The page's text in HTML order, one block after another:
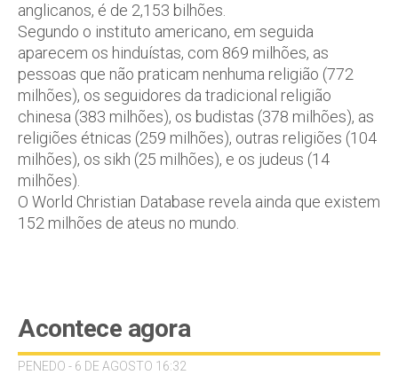
anglicanos, é de 2,153 bilhões.
Segundo o instituto americano, em seguida
aparecem os hinduístas, com 869 milhões, as
pessoas que não praticam nenhuma religião (772
milhões), os seguidores da tradicional religião
chinesa (383 milhões), os budistas (378 milhões), as
religiões étnicas (259 milhões), outras religiões (104
milhões), os sikh (25 milhões), e os judeus (14
milhões).
O World Christian Database revela ainda que existem
152 milhões de ateus no mundo.
Acontece agora
PENEDO - 6 DE AGOSTO 16:32